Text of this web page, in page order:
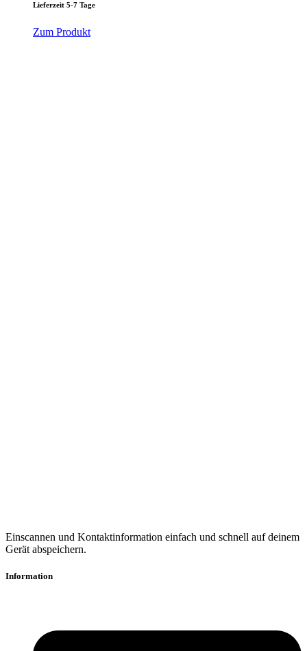
Lieferzeit 5-7 Tage
Zum Produkt
Einscannen und Kontaktinformation einfach und schnell auf deinem
Gerät abspeichern.
Information